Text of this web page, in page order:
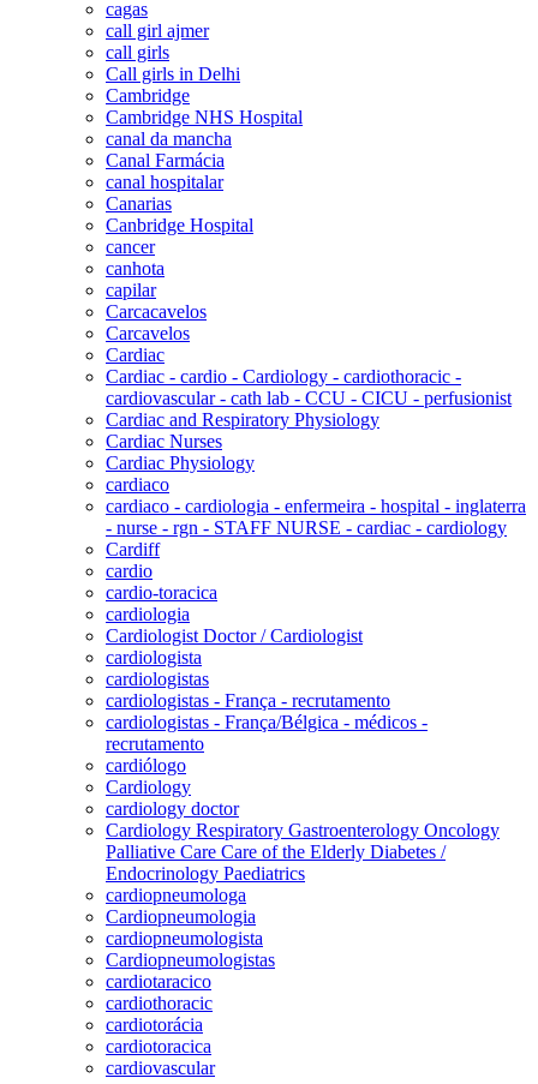
cagas
call girl ajmer
call girls
Call girls in Delhi
Cambridge
Cambridge NHS Hospital
canal da mancha
Canal Farmácia
canal hospitalar
Canarias
Canbridge Hospital
cancer
canhota
capilar
Carcacavelos
Carcavelos
Cardiac
Cardiac - cardio - Cardiology - cardiothoracic -
cardiovascular - cath lab - CCU - CICU - perfusionist
Cardiac and Respiratory Physiology
Cardiac Nurses
Cardiac Physiology
cardiaco
cardiaco - cardiologia - enfermeira - hospital - inglaterra
- nurse - rgn - STAFF NURSE - cardiac - cardiology
Cardiff
cardio
cardio-toracica
cardiologia
Cardiologist Doctor / Cardiologist
cardiologista
cardiologistas
cardiologistas - França - recrutamento
cardiologistas - França/Bélgica - médicos -
recrutamento
cardiólogo
Cardiology
cardiology doctor
Cardiology Respiratory Gastroenterology Oncology
Palliative Care Care of the Elderly Diabetes /
Endocrinology Paediatrics
cardiopneumologa
Cardiopneumologia
cardiopneumologista
Cardiopneumologistas
cardiotaracico
cardiothoracic
cardiotorácia
cardiotoracica
cardiovascular